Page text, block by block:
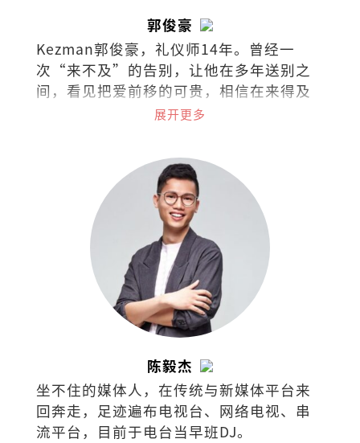
郭俊豪
Kezman郭俊豪，礼仪师14年。曾经一
次“来不及”的告别，让他在多年送别之
间，看见把爱前移的可贵，相信在来得及
以前，多做一点，能让遗憾少一些，也让
展开更多
陈毅杰
坐不住的媒体人，在传统与新媒体平台来
回奔走，足迹遍布电视台、网络电视、串
流平台，目前于电台当早班DJ。